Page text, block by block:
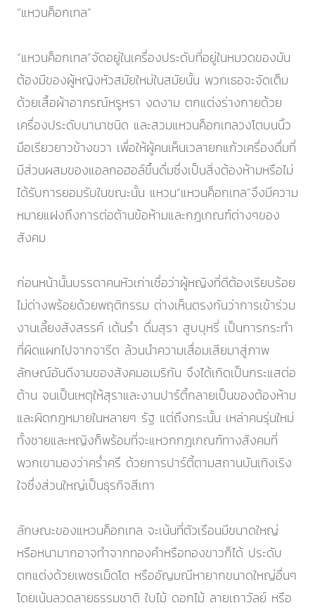
“แหวนค็อกเทล”
“แหวนค็อกเทล”จัดอยู่ในเครื่องประดับที่อยู่ในหมวดของมัน
ต้องมีของผู้หญิงหัวสมัยใหม่ในสมัยนั้น พวกเธอจะจัดเต็ม
ด้วยเสื้อผ้าอาภรณ์หรูหรา งดงาม ตกแต่งร่างกายด้วย
เครื่องประดับนานาชนิด และสวมแหวนค็อกเทลวงโตบนนิ้ว
มือเรียวยาวข้างขวา เพื่อให้ผู้คนเห็นเวลายกแก้วเครื่องดื่มที่
มีส่วนผสมของแอลกอฮอล์ขึ้นดื่มซึ่งเป็นสิ่งต้องห้ามหรือไม่
ได้รับการยอมรับในขณะนั้น แหวน“แหวนค็อกเทล”จึงมีความ
หมายแฝงถึงการต่อต้านข้อห้ามและกฎเกณฑ์ต่างๆของ
สังคม
ก่อนหน้านั้นบรรดาคนหัวเก่าเชื่อว่าผู้หญิงที่ดีต้องเรียบร้อย
ไม่ด่างพร้อยด้วยพฤติกรรม ต่างเห็นตรงกันว่าการเข้าร่วม
งานเลี้ยงสังสรรค์ เต้นรำ ดื่มสุรา สูบบุหรี่ เป็นการกระทำ
ที่ผิดแผกไปจากจารีต ล้วนนำความเสื่อมเสียมาสู่ภาพ
ลักษณ์อันดีงามของสังคมอเมริกัน จึงได้เกิดเป็นกระแสต่อ
ต้าน จนเป็นเหตุให้สุราและงานปาร์ตี้กลายเป็นของต้องห้าม
และผิดกฎหมายในหลายๆ รัฐ แต่ถึงกระนั้น เหล่าคนรุ่นใหม่
ทั้งชายและหญิงก็พร้อมที่จะแหวกกฎเกณฑ์ทางสังคมที่
พวกเขามองว่าคร่ำครึ ด้วยการปาร์ตี้ตามสถานบันเทิงเริง
ใจซึ่งส่วนใหญ่เป็นธุรกิจสีเทา
ลักษณะของแหวนค็อกเทล จะเน้นที่ตัวเรือนมีขนาดใหญ่
หรือหนามากอาจทำจากทองคำหรือทองขาวก็ได้ ประดับ
ตกแต่งด้วยเพชรเม็ดโต หรืออัญมณีหายากขนาดใหญ่อื่นๆ
โดยเน้นลวดลายธรรมชาติ ใบไม้ ดอกไม้ ลายเถาวัลย์ หรือ